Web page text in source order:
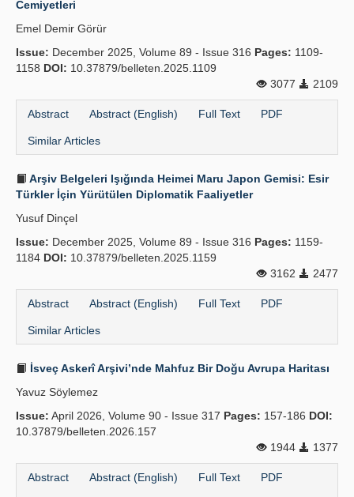
Guidelines
Cemiyetleri
Emel Demir Görür
Issue: December 2025, Volume 89 - Issue 316 Pages: 1109-
1158 DOI: 10.37879/belleten.2025.1109
3077
2109
Abstract Abstract (English) Full Text PDF
Similar Articles
Arşiv Belgeleri Işığında Heimei Maru Japon Gemisi: Esir
Türkler İçin Yürütülen Diplomatik Faaliyetler
Yusuf Dinçel
Issue: December 2025, Volume 89 - Issue 316 Pages: 1159-
1184 DOI: 10.37879/belleten.2025.1159
3162
2477
Abstract Abstract (English) Full Text PDF
Similar Articles
İsveç Askerî Arşivi’nde Mahfuz Bir Doğu Avrupa Haritası
Yavuz Söylemez
Issue: April 2026, Volume 90 - Issue 317 Pages: 157-186 DOI:
10.37879/belleten.2026.157
1944
1377
Abstract Abstract (English) Full Text PDF